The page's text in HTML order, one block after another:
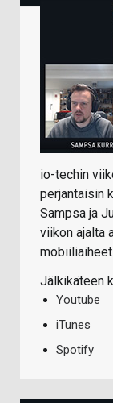
io-techin
perjantaisin
Sampsa ja
viikon ajalta
mobiiliaiheet.
Jälkikäteen
Youtube
iTunes
Spotify